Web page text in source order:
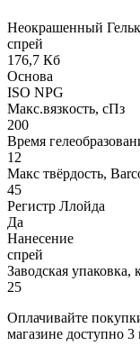
Неокрашенный
спрей
176,7 Кб
Основа
ISO NPG
Макс.вязкoсть, сПз
200
Время
12
Макс твёрдость,
45
Регистр Ллойда
Да
Нанесение
спрей
Заводская упаковка,
25
Оплачивайте
магазине доступно 3